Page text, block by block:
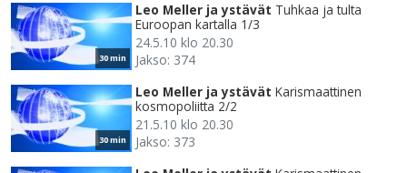
30 min
Leo Meller ja ystävät Tuhkaa ja tulta
Euroopan kartalla 1/3
24.5.10 klo 20.30
Jakso: 374
30 min
Leo Meller ja ystävät Karismaattinen
kosmopoliitta 2/2
21.5.10 klo 20.30
Jakso: 373